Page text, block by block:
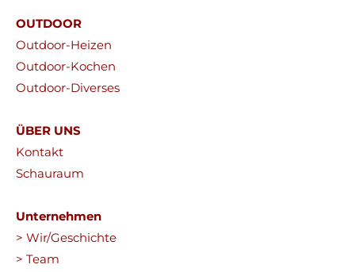
OUTDOOR
Outdoor-Heizen
Outdoor-Kochen
Outdoor-Diverses
ÜBER UNS
Kontakt
Schauraum
Unternehmen
> Wir/Geschichte
> Team